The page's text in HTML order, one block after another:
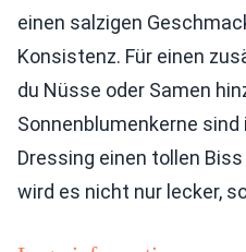
einen salzigen
Konsistenz. Für einen
du Nüsse oder Samen
Sonnenblumenkerne sind
Dressing einen tollen
wird es nicht nur lecker,